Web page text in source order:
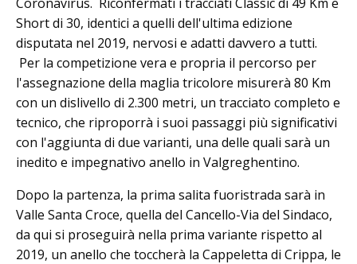
Short di 30, identici a quelli dell'ultima edizione
disputata nel 2019, nervosi e adatti davvero a tutti.
Per la competizione vera e propria il percorso per
l'assegnazione della maglia tricolore misurerà 80 Km
con un dislivello di 2.300 metri, un tracciato completo e
tecnico, che riproporrà i suoi passaggi più significativi
con l'aggiunta di due varianti, una delle quali sarà un
inedito e impegnativo anello in Valgreghentino.
Dopo la partenza, la prima salita fuoristrada sarà in
Valle Santa Croce, quella del Cancello-Via del Sindaco,
da qui si proseguirà nella prima variante rispetto al
2019, un anello che toccherà la Cappeletta di Crippa, le